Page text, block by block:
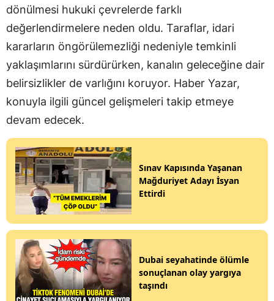
dönülmesi hukuki çevrelerde farklı
değerlendirmelere neden oldu. Taraflar, idari
kararların öngörülemezliği nedeniyle temkinli
yaklaşımlarını sürdürürken, kanalın geleceğine dair
belirsizlikler de varlığını koruyor. Haber Yazar,
konuyla ilgili güncel gelişmeleri takip etmeye
devam edecek.
Sınav Kapısında Yaşanan
Mağduriyet Adayı İsyan
Ettirdi
Dubai seyahatinde ölümle
sonuçlanan olay yargıya
taşındı